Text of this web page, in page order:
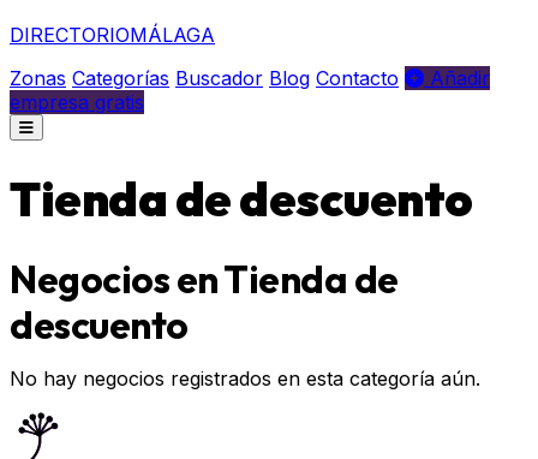
DIRECTORIOMÁLAGA
Zonas Categorías Buscador Blog Contacto
Añadir
empresa gratis
Tienda de descuento
Negocios en Tienda de
descuento
No hay negocios registrados en esta categoría aún.